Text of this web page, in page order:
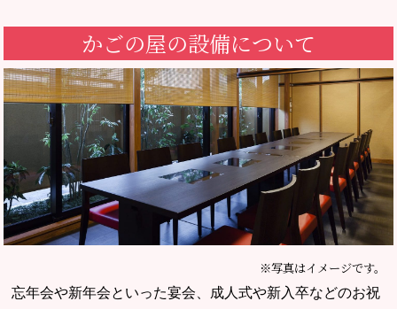
かごの屋の設備について
※写真はイメージです。
忘年会や新年会といった宴会、成人式や新入卒などのお祝